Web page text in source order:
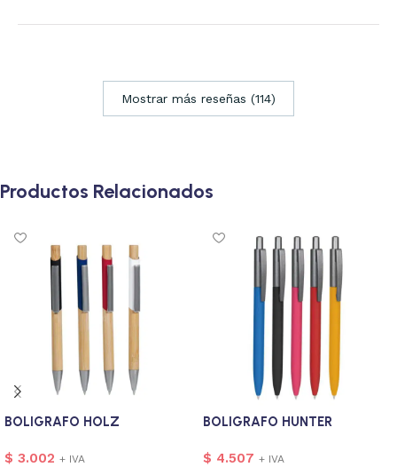
Mostrar más reseñas (114)
Productos Relacionados
BOLIGRAFO HOLZ
$ 3.002 + IVA
BOLIGRAFO HUNTER
$ 4.507 + IVA